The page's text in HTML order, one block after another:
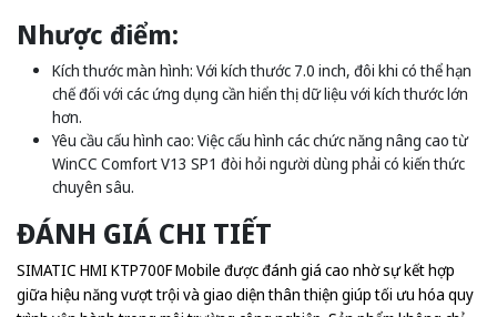
Nhược điểm:
Kích thước màn hình: Với kích thước 7.0 inch, đôi khi có thể hạn
chế đối với các ứng dụng cần hiển thị dữ liệu với kích thước lớn
hơn.
Yêu cầu cấu hình cao: Việc cấu hình các chức năng nâng cao từ
WinCC Comfort V13 SP1 đòi hỏi người dùng phải có kiến thức
chuyên sâu.
ĐÁNH GIÁ CHI TIẾT
SIMATIC HMI KTP700F Mobile được đánh giá cao nhờ sự kết hợp
giữa hiệu năng vượt trội và giao diện thân thiện giúp tối ưu hóa quy